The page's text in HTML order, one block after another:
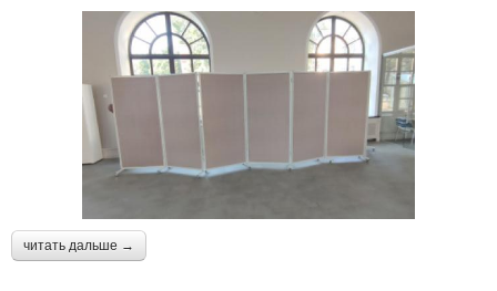
читать дальше →